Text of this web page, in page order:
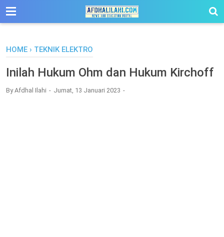
-->
HOME › TEKNIK ELEKTRO
Inilah Hukum Ohm dan Hukum Kirchoff
ByAfdhal Ilahi Jumat, 13 Januari 2023